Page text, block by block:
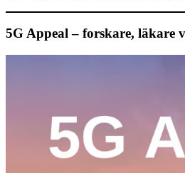
5G Appeal – forskare, läkare